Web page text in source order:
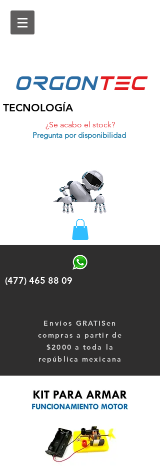
ORGONtEc
TECNOLOGÍA
¿Se acabo el stock?
Pregunta por disponibilidad
(477) 465 88 09
Envíos GRATISen
compras a partir de
$2000 a toda la
república mexicana